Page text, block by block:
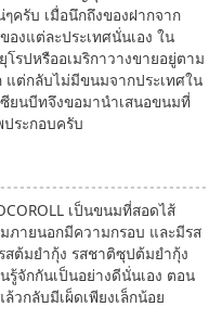
ครับ เมื่อนึกถึงของฝากจาก
งแต่ละประเทศนั่นเอง ใน
รปหรืออเมริกาวางขายอยู่ตาม
ต่กลับไม่มีขนมจากประเทศใน
ซียนบีทจึงขอมานำเสนอขนมที่
ระกอบครับ
เป็นขนมที่สอดไส้
ภายนอกมีความกรอบ และมีรส
ต้มยำกุ้ง รสชาติซุปต้มยำกุ้ง
จักกันเป็นอย่างดีนั่นเอง ตอน
วกลับมีเผ็ดเพียงเล็กน้อย